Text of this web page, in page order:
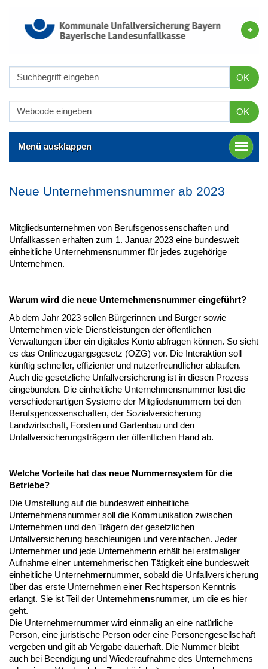
OK
OK
Menü ausklappen
Neue Unternehmensnummer ab 2023
Mitgliedsunternehmen von Berufsgenossenschaften und
Unfallkassen erhalten zum 1. Januar 2023 eine bundesweit
einheitliche Unternehmensnummer für jedes zugehörige
Unternehmen.
Warum wird die neue Unternehmensnummer eingeführt?
Ab dem Jahr 2023 sollen Bürgerinnen und Bürger sowie
Unternehmen viele Dienstleistungen der öffentlichen
Verwaltungen über ein digitales Konto abfragen können. So sieht
es das Onlinezugangsgesetz (OZG) vor. Die Interaktion soll
künftig schneller, effizienter und nutzerfreundlicher ablaufen.
Auch die gesetzliche Unfallversicherung ist in diesen Prozess
eingebunden. Die einheitliche Unternehmensnummer löst die
verschiedenartigen Systeme der Mitgliedsnummern bei den
Berufsgenossenschaften, der Sozialversicherung
Landwirtschaft, Forsten und Gartenbau und den
Unfallversicherungsträgern der öffentlichen Hand ab.
Welche Vorteile hat das neue Nummernsystem für die
Betriebe?
Die Umstellung auf die bundesweit einheitliche
Unternehmensnummer soll die Kommunikation zwischen
Unternehmen und den Trägern der gesetzlichen
Unfallversicherung beschleunigen und vereinfachen. Jeder
Unternehmer und jede Unternehmerin erhält bei erstmaliger
Aufnahme einer unternehmerischen Tätigkeit eine bundesweit
einheitliche Unternehmernummer, sobald die Unfallversicherung
über das erste Unternehmen einer Rechtsperson Kenntnis
erlangt. Sie ist Teil der Unternehmensnummer, um die es hier
geht.
Die Unternehmernummer wird einmalig an eine natürliche
Person, eine juristische Person oder eine Personengesellschaft
vergeben und gilt ab Vergabe dauerhaft. Die Nummer bleibt
auch bei Beendigung und Wiederaufnahme des Unternehmens